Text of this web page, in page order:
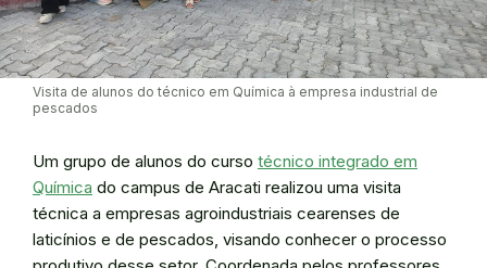
Visita de alunos do técnico em Química à empresa industrial de
pescados
Um grupo de alunos do curso técnico integrado em
Química do campus de Aracati realizou uma visita
técnica a empresas agroindustriais cearenses de
laticínios e de pescados, visando conhecer o processo